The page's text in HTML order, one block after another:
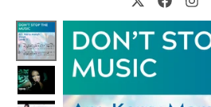
Zu Produktinformationen springen